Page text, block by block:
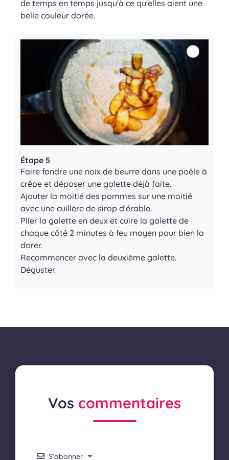
de temps en temps jusqu'à ce qu'elles aient une
belle couleur dorée.
Étape 5
Faire fondre une noix de beurre dans une poêle à
crêpe et déposer une galette déjà faite.
Ajouter la moitié des pommes sur une moitié
avec une cuillère de sirop d'érable.
Plier la galette en deux et cuire la galette de
chaque côté 2 minutes à feu moyen pour bien la
dorer.
Recommencer avec la deuxième galette.
Déguster.
Vos commentaires
S’abonner